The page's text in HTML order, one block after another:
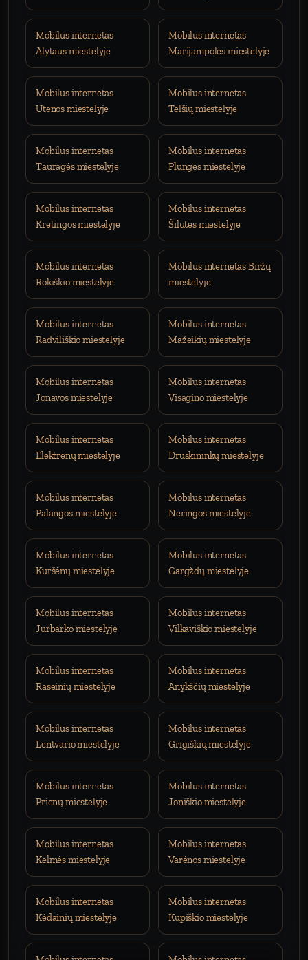
Mobilus internetas
Alytaus miestelyje
Mobilus internetas
Marijampolės miestelyje
Mobilus internetas
Utenos miestelyje
Mobilus internetas
Telšių miestelyje
Mobilus internetas
Tauragės miestelyje
Mobilus internetas
Plungės miestelyje
Mobilus internetas
Kretingos miestelyje
Mobilus internetas
Šilutės miestelyje
Mobilus internetas
Rokiškio miestelyje
Mobilus internetas Biržų
miestelyje
Mobilus internetas
Radviliškio miestelyje
Mobilus internetas
Mažeikių miestelyje
Mobilus internetas
Jonavos miestelyje
Mobilus internetas
Visagino miestelyje
Mobilus internetas
Elektrėnų miestelyje
Mobilus internetas
Druskininkų miestelyje
Mobilus internetas
Palangos miestelyje
Mobilus internetas
Neringos miestelyje
Mobilus internetas
Kuršėnų miestelyje
Mobilus internetas
Gargždų miestelyje
Mobilus internetas
Jurbarko miestelyje
Mobilus internetas
Vilkaviškio miestelyje
Mobilus internetas
Raseinių miestelyje
Mobilus internetas
Anykščių miestelyje
Mobilus internetas
Lentvario miestelyje
Mobilus internetas
Grigiškių miestelyje
Mobilus internetas
Prienų miestelyje
Mobilus internetas
Joniškio miestelyje
Mobilus internetas
Kelmės miestelyje
Mobilus internetas
Varėnos miestelyje
Mobilus internetas
Kėdainių miestelyje
Mobilus internetas
Kupiškio miestelyje